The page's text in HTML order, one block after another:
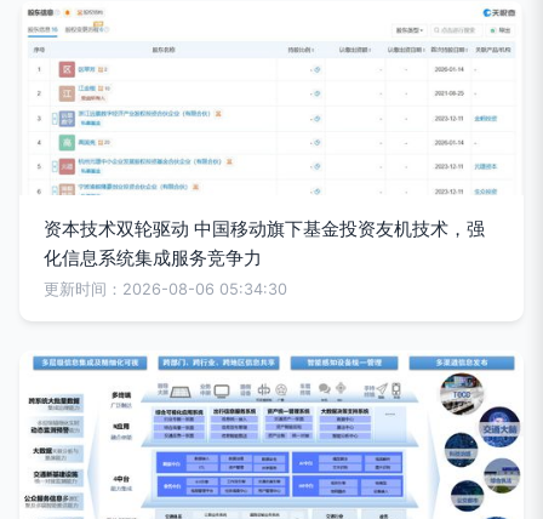
资本技术双轮驱动 中国移动旗下基金投资友机技术，强
化信息系统集成服务竞争力
更新时间：2026-08-06 05:34:30